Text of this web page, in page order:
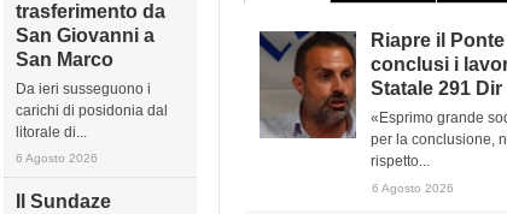
trasferimento da
San Giovanni a
San Marco
Da ieri susseguono i
carichi di posidonia dal
litorale di...
6 Agosto 2026
Il Sundaze
Riapre il
conclusi i
Statale 291 Dir
«Esprimo grande
per la conclusione,
rispetto...
6 Agosto 2026